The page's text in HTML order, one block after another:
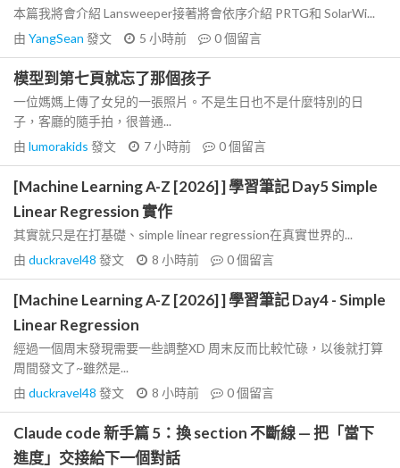
本篇我將會介紹 Lansweeper接著將會依序介紹 PRTG和 SolarWi...
由 YangSean 發文 5 小時前 0個留言
模型到第七頁就忘了那個孩子
一位媽媽上傳了女兒的一張照片。不是生日也不是什麼特別的日
子，客廳的隨手拍，很普通...
由 lumorakids 發文 7 小時前 0個留言
[Machine Learning A-Z [2026] ] 學習筆記 Day5 Simple
Linear Regression 實作
其實就只是在打基礎、simple linear regression在真實世界的...
由 duckravel48 發文 8 小時前 0個留言
[Machine Learning A-Z [2026] ] 學習筆記 Day4 - Simple
Linear Regression
經過一個周末發現需要一些調整XD 周末反而比較忙碌，以後就打算
周間發文了~雖然是...
由 duckravel48 發文 8 小時前 0個留言
Claude code 新手篇 5：換 section 不斷線 — 把「當下
進度」交接給下一個對話